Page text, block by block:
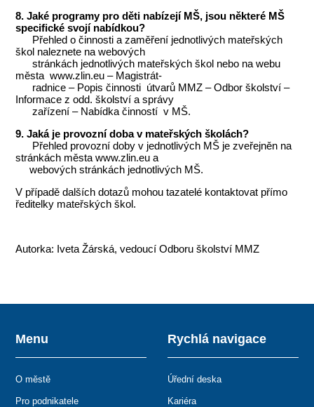
8. Jaké programy pro děti nabízejí MŠ, jsou některé MŠ
specifické svojí nabídkou?
Přehled o činnosti a zaměření jednotlivých mateřských
škol naleznete na webových
stránkách jednotlivých mateřských škol nebo na webu
města www.zlin.eu – Magistrát-
radnice – Popis činnosti útvarů MMZ – Odbor školství –
Informace z odd. školství a správy
zařízení – Nabídka činností v MŠ.
9. Jaká je provozní doba v mateřských školách?
Přehled provozní doby v jednotlivých MŠ je zveřejněn na
stránkách města www.zlin.eu a
webových stránkách jednotlivých MŠ.
V případě dalších dotazů mohou tazatelé kontaktovat přímo
ředitelky mateřských škol.
Autorka: Iveta Žárská, vedoucí Odboru školství MMZ
Menu
O městě
Pro podnikatele
Rychlá navigace
Úřední deska
Kariéra